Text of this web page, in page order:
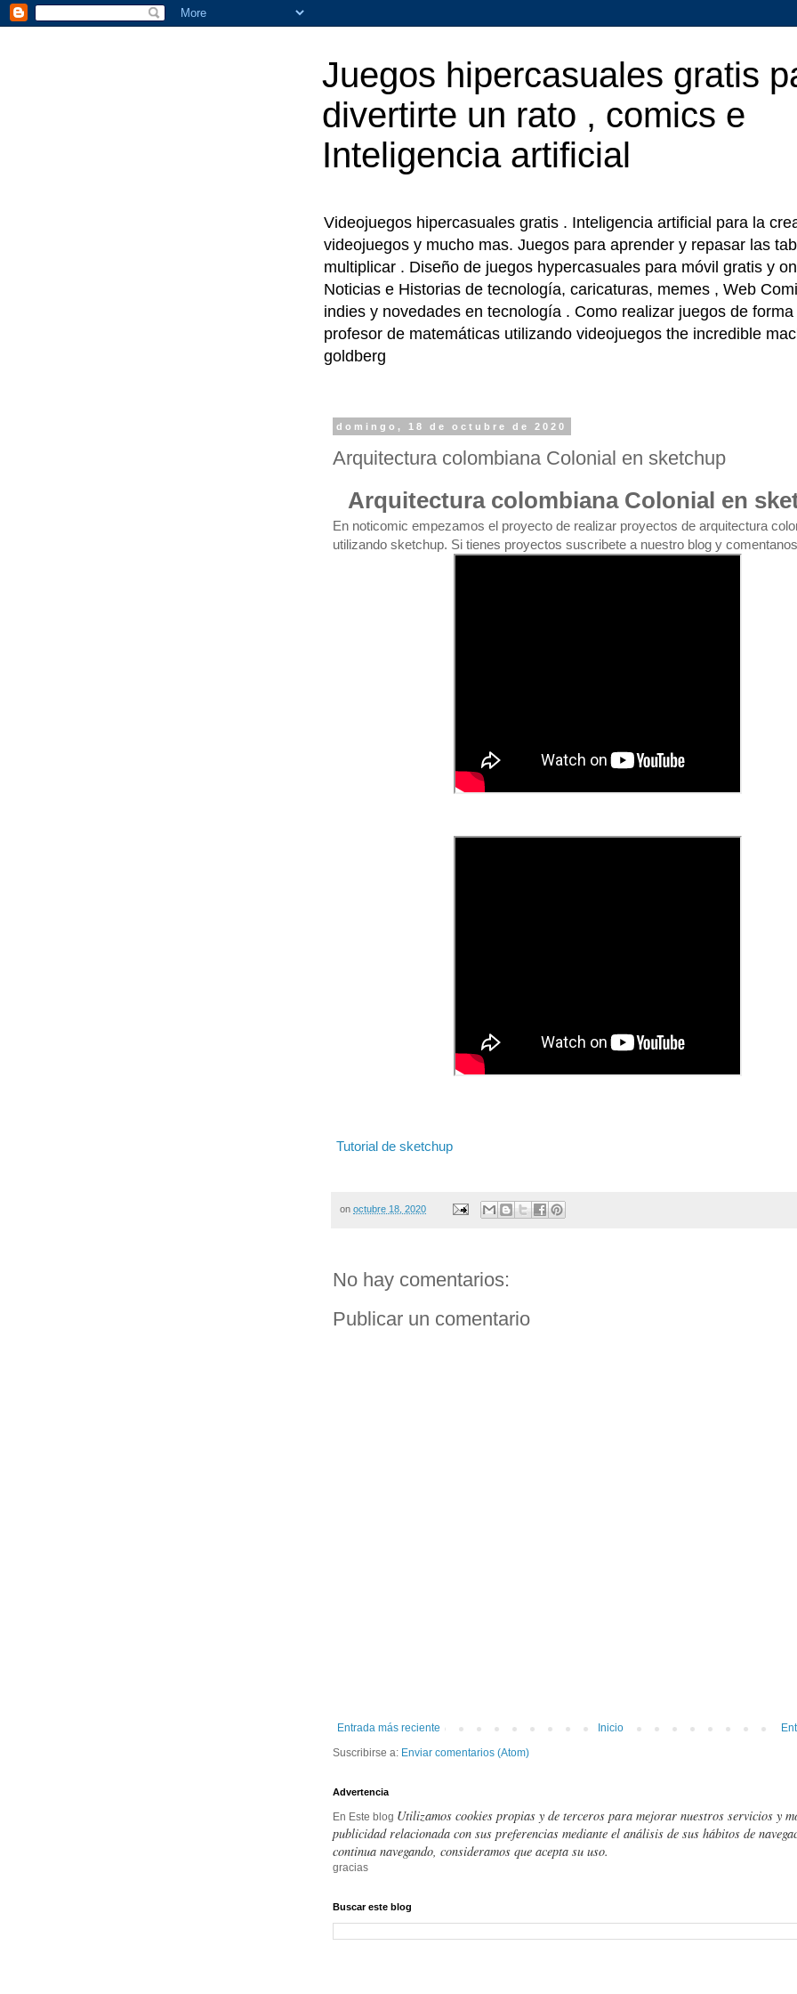
Juegos hipercasuales gratis
divertirte un rato , comics e
Inteligencia artificial
Videojuegos hipercasuales gratis . Inteligencia artificial para la
videojuegos y mucho mas. Juegos para aprender y repasar las
multiplicar . Diseño de juegos hypercasuales para móvil gratis y
Noticias e Historias de tecnología, caricaturas, memes , Web
indies y novedades en tecnología . Como realizar juegos de
profesor de matemáticas utilizando videojuegos the incredible
goldberg
domingo, 18 de octubre de 2020
Arquitectura colombiana Colonial en sketchup
Arquitectura colombiana Colonial en
En noticomic empezamos el proyecto de realizar proyectos de arquitectura
utilizando sketchup. Si tienes proyectos suscribete a nuestro blog y
Tutorial de sketchup
on octubre 18, 2020
No hay comentarios:
Publicar un comentario
Entrada más reciente
Inicio
Suscribirse a: Enviar comentarios (Atom)
Advertencia
En Este blog Utilizamos cookies propias y de terceros para mejorar nuestros servicios y
publicidad relacionada con sus preferencias mediante el análisis de sus hábitos de
continua navegando, consideramos que acepta su uso.
gracias
Buscar este blog